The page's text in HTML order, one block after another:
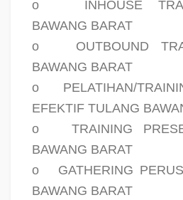
o
INHOUSE
BAWANG BARAT
o
OUTBOUND
BAWANG BARAT
o
PELATIHAN/
EFEKTIF TULANG
o
TRAINING
BAWANG BARAT
o
GATHERING
BAWANG BARAT